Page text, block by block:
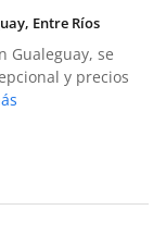
Entre Ríos
Gualeguay, se
y precios